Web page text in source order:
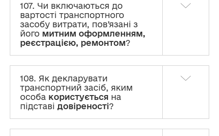
107. Чи включаються до
вартості транспортного
засобу витрати, пов’язані з
його митним оформленням,
реєстрацією, ремонтом?
108. Як декларувати
транспортний засіб, яким
особа користується на
підставі довіреності?